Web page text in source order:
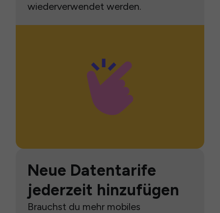
wiederverwendet werden.
Neue Datentarife
jederzeit hinzufügen
Brauchst du mehr mobiles